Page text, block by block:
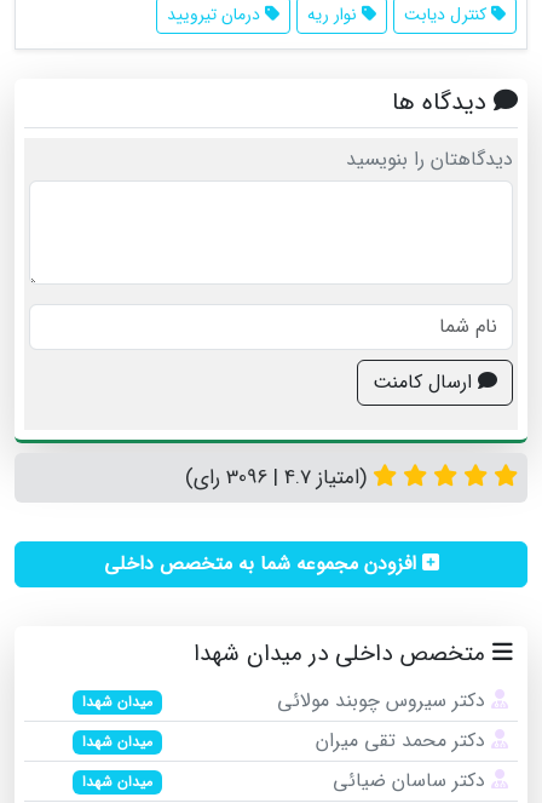
کنترل دیابت
نوار ریه درمان تیرویید
دیدگاه ها
دیدگاهتان را بنویسید
ارسال کامنت
(امتیاز 4.7 | 3096 رای)
افزودن مجموعه شما به متخصص داخلی
متخصص داخلی در میدان شهدا
دکتر سیروس چوبند مولائی میدان شهدا
دکتر محمد تقی میران میدان شهدا
دکتر ساسان ضیائی میدان شهدا